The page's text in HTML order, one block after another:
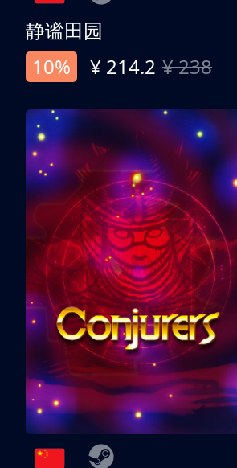
静谧田园
10%
¥ 214.2 ¥ 238